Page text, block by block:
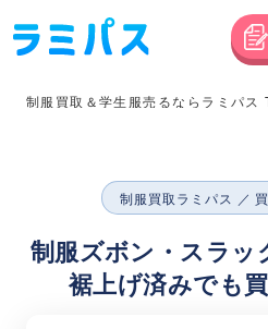
制服買取＆学生服売るならラミパス
制服買取ラミパス ／
制服ズボン・スラッ
裾上げ済みでも